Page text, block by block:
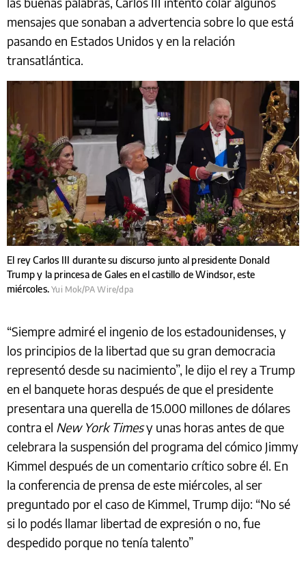
mensajes que sonaban a advertencia sobre lo que está
pasando en Estados Unidos y en la relación
transatlántica.
El rey Carlos III durante su discurso junto al presidente Donald
Trump y la princesa de Gales en el castillo de Windsor, este
miércoles.Yui Mok/PA Wire/dpa
“Siempre admiré el ingenio de los estadounidenses, y
los principios de la libertad que su gran democracia
representó desde su nacimiento”, le dijo el rey a Trump
en el banquete horas después de que el presidente
presentara una querella de 15.000 millones de dólares
contra el New York Timesy unas horas antes de que
celebrara la suspensión del programa del cómico Jimmy
Kimmel después de un comentario crítico sobre él. En
la conferencia de prensa de este miércoles, al ser
preguntado por el caso de Kimmel, Trump dijo: “No sé
si lo podés llamar libertad de expresión o no, fue
despedido porque no tenía talento”